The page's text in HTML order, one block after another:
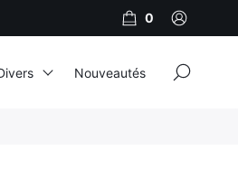
0
Nouveautés